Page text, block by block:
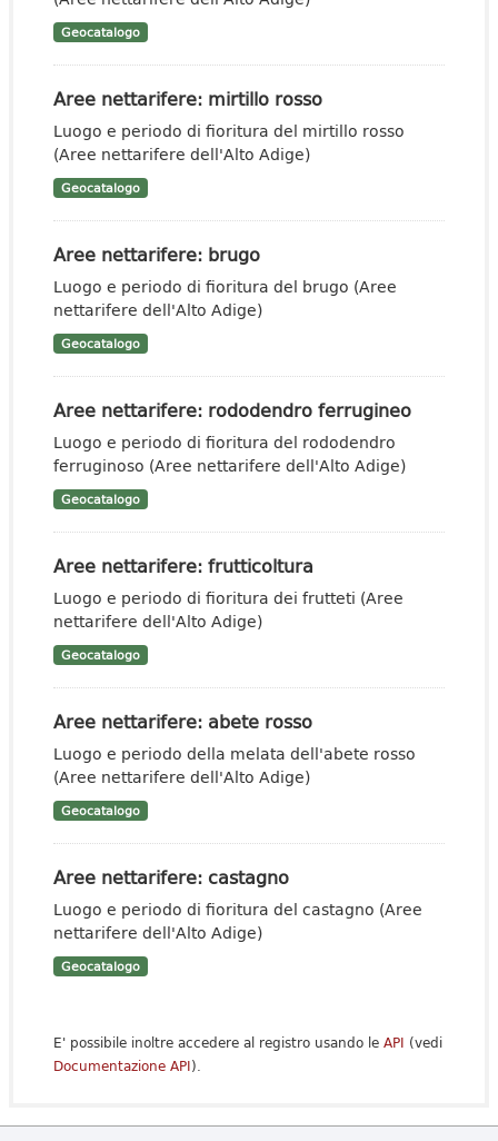
Geocatalogo
Aree nettarifere: mirtillo rosso
Luogo e periodo di fioritura del mirtillo rosso
(Aree nettarifere dell'Alto Adige)
Geocatalogo
Aree nettarifere: brugo
Luogo e periodo di fioritura del brugo (Aree
nettarifere dell'Alto Adige)
Geocatalogo
Aree nettarifere: rododendro ferrugineo
Luogo e periodo di fioritura del rododendro
ferruginoso (Aree nettarifere dell'Alto Adige)
Geocatalogo
Aree nettarifere: frutticoltura
Luogo e periodo di fioritura dei frutteti (Aree
nettarifere dell'Alto Adige)
Geocatalogo
Aree nettarifere: abete rosso
Luogo e periodo della melata dell'abete rosso
(Aree nettarifere dell'Alto Adige)
Geocatalogo
Aree nettarifere: castagno
Luogo e periodo di fioritura del castagno (Aree
nettarifere dell'Alto Adige)
Geocatalogo
E' possibile inoltre accedere al registro usando le API (vedi
Documentazione API).